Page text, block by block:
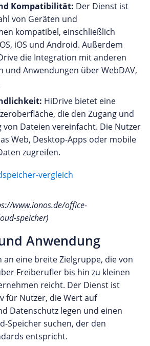
Kompatibilität: Der Dienst ist
von Geräten und
kompatibel, einschließlich
iOS und Android. Außerdem
die Integration mit anderen
und Anwendungen über WebDAV,
HiDrive bietet eine
die den Zugang und
von Dateien vereinfacht. Die Nutzer
Web, Desktop-Apps oder mobile
zugreifen.
www.ionos.de/office-
speicher)
Anwendung
an eine breite Zielgruppe, die von
Freiberufler bis hin zu kleinen
reicht. Der Dienst ist
für Nutzer, die Wert auf
Datenschutz legen und einen
Speicher suchen, der den
entspricht.